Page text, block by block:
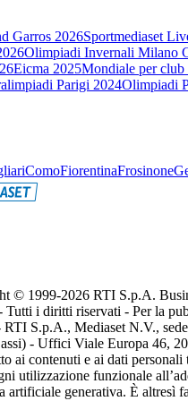
Garros 2026Sportmediaset
Olimpiadi Invernali Milano
Eicma 2025Mondiale per club
Parigi 2024Olimpiadi
ComoFiorentinaFrosinone
© 1999-2026 RTI S.p.A.
Tutti i diritti riservati - Per la
S.p.A., Mediaset N.V.,
- Uffici Viale Europa 46,
ai contenuti e ai dati personali
utilizzazione funzionale
artificiale generativa. È altresì